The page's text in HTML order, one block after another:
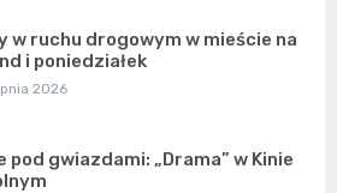
w ruchu drogowym w mieście na
i poniedziałek
2026
pod gwiazdami: „Drama” w Kinie